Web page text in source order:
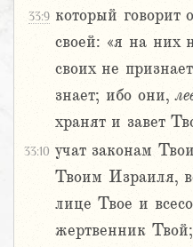
33:9 который говорит
своей: «я на них
своих не
знает; ибо они,
хранят и завет
33:10 учат законам
Твоим Израиля,
лице Твое и
жертвенник Твой;